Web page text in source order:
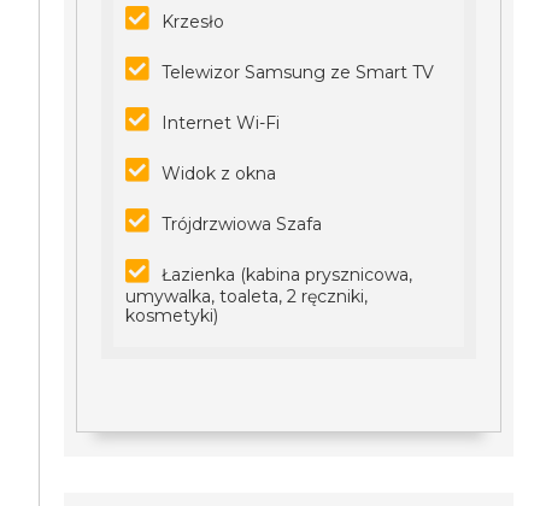
Krzesło
Telewizor Samsung ze Smart TV
Internet Wi-Fi
Widok z okna
Trójdrzwiowa Szafa
Łazienka (kabina prysznicowa,
umywalka, toaleta, 2 ręczniki,
kosmetyki)